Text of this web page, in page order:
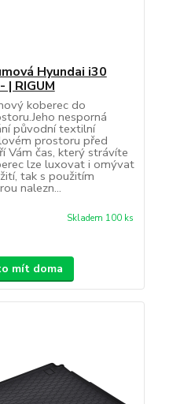
Hyundai i30
RIGUM
koberec do
nesporná
původní textilní
prostoru před
Vám čas, který strávíte
lze luxovat i omývat
tak s použitím
nalezn...
Skladem 100 ks
mít doma